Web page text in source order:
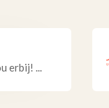
erbij! ...